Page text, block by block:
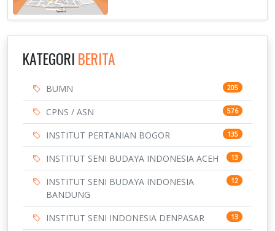
KATEGORI BERITA
BUMN 205
CPNS / ASN 576
INSTITUT PERTANIAN BOGOR 135
INSTITUT SENI BUDAYA INDONESIA ACEH 13
INSTITUT SENI BUDAYA INDONESIA
BANDUNG
12
INSTITUT SENI INDONESIA DENPASAR 13